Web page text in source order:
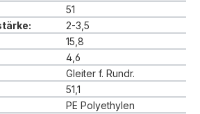
51
2-3,5
15,8
4,6
Gleiter f. Rundr.
51,1
PE Polyethylen